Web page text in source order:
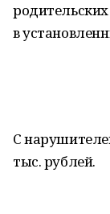
в
С
тыс. рублей.